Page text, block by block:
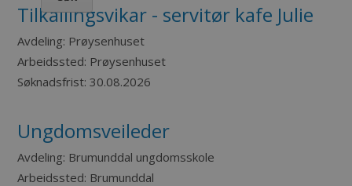
Tilkallingsvikar - servitør kafe Julie
Avdeling: Prøysenhuset
Arbeidssted: Prøysenhuset
Søknadsfrist:30.08.2026
Ungdomsveileder
Avdeling: Brumunddal ungdomsskole
Arbeidssted: Brumunddal